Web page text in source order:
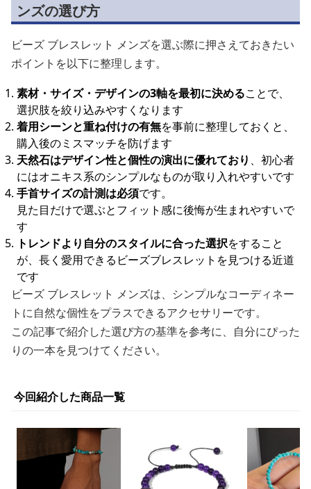
ンズの選び方
ビーズ ブレスレット メンズを選ぶ際に押さえておきたい
ポイントを以下に整理します。
素材・サイズ・デザインの3軸を最初に決めることで、
選択肢を絞り込みやすくなります
着用シーンと重ね付けの有無を事前に整理しておくと、
購入後のミスマッチを防げます
天然石はデザイン性と個性の演出に優れており 、初心者
にはオニキス系のシンプルなものが取り入れやすいです
手首サイズの計測は必須です。
見た目だけで選ぶとフィット感に後悔が生まれやすいで
す
トレンドより自分のスタイルに合った選択をすること
が、長く愛用できるビーズブレスレットを見つける近道
です
ビーズ ブレスレット メンズは、シンプルなコーディネー
トに自然な個性をプラスできるアクセサリーです。
この記事で紹介した選び方の基準を参考に、自分にぴった
りの一本を見つけてください。
今回紹介した商品一覧